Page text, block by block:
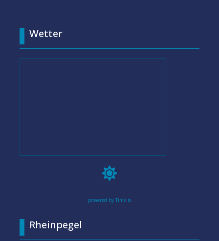
Wetter

powered by Time.is
Rheinpegel